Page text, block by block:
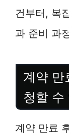
건부터, 복
과 준비 과
계약 만
청할 수
계약 만료